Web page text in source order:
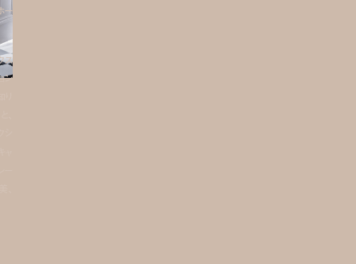
ー
ス
ン